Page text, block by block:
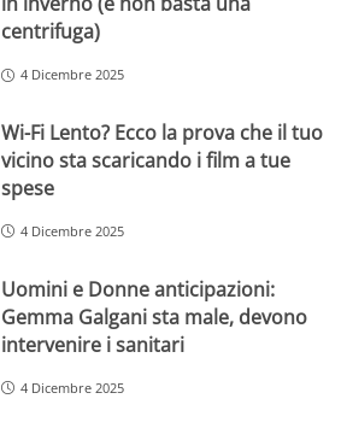
centrifuga)
4 Dicembre 2025
Wi-Fi Lento? Ecco la prova che il tuo
vicino sta scaricando i film a tue
spese
4 Dicembre 2025
Uomini e Donne anticipazioni:
Gemma Galgani sta male, devono
intervenire i sanitari
4 Dicembre 2025